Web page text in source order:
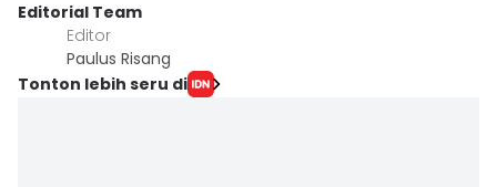
Editorial Team
Editor
Paulus Risang
Tonton lebih seru di